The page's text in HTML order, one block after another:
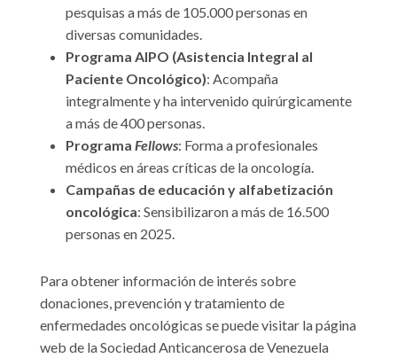
pesquisas a más de 105.000 personas en
diversas comunidades.
Programa AIPO (Asistencia Integral al
Paciente Oncológico): Acompaña
integralmente y ha intervenido quirúrgicamente
a más de 400 personas.
Programa Fellows: Forma a profesionales
médicos en áreas críticas de la oncología.
Campañas de educación y alfabetización
oncológica: Sensibilizaron a más de 16.500
personas en 2025.
Para obtener información de interés sobre
donaciones, prevención y tratamiento de
enfermedades oncológicas se puede visitar la página
web de la Sociedad Anticancerosa de Venezuela